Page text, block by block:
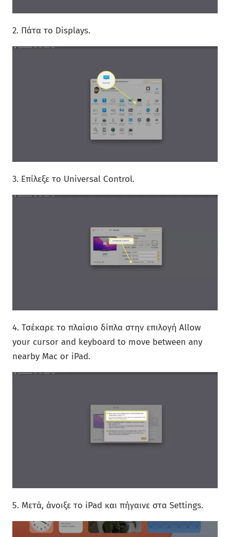
2. Πάτα το Displays.
3. Επίλεξε το Universal Control.
4. Τσέκαρε το πλαίσιο δίπλα στην επιλογή Allow
your cursor and keyboard to move between any
nearby Mac or iPad.
5. Μετά, άνοιξε το iPad και πήγαινε στα Settings.